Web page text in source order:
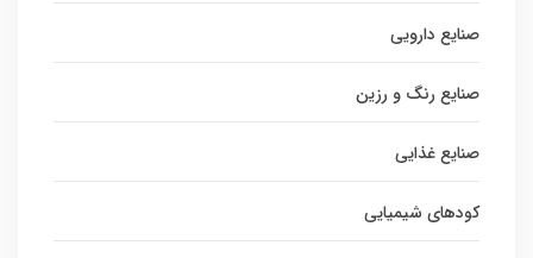
صنایع دارویی
صنایع رنگ و رزین
صنایع غذایی
کودهای شیمیایی